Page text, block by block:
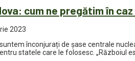
cum ne pregătim în
2023
înconjurați de șase centrale
statele care le folosesc. „Războiul